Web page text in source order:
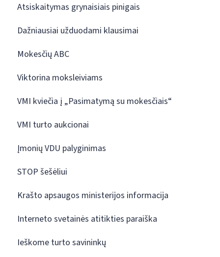
Atsiskaitymas grynaisiais pinigais
Dažniausiai užduodami klausimai
Mokesčių ABC
Viktorina moksleiviams
VMI kviečia į „Pasimatymą su mokesčiais“
VMI turto aukcionai
Įmonių VDU palyginimas
STOP šešėliui
Krašto apsaugos ministerijos informacija
Interneto svetainės atitikties paraiška
Ieškome turto savininkų